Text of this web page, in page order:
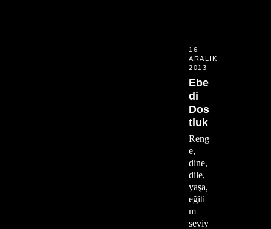
16
ARALIK
2013
Ebe
di
Dos
tluk
Reng
e,
dine,
dile,
yaşa,
eğiti
m
seviy